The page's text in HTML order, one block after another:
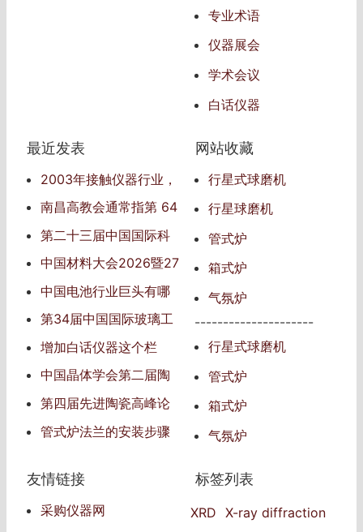
专业术语
仪器展会
学术会议
白话仪器
最近发表
2003年接触仪器行业，
仪器行业信息的传播者
南昌高教会通常指‌第 64
届中国高等教育博览会‌
第二十三届中国国际科
学仪器及实验室装备展览
中国材料大会2026暨27
届中国国际新材料博览会
中国电池行业巨头有哪
第34届中国国际玻璃工
业技术展览会（China Gla
增加白话仪器这个栏
目，发表自己对仪器的见
中国晶体学会第二届陶
瓷青年学术会议
第四届先进陶瓷高峰论
管式炉法兰的安装步骤
网站收藏
行星式球磨机
行星球磨机
管式炉
箱式炉
气氛炉
---------------------
行星式球磨机
管式炉
箱式炉
气氛炉
友情链接
采购仪器网
标签列表
XRD X-ray diffraction